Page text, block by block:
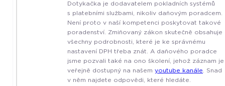
Dotykačka je dodavatelem pokladních systémů
s platebními službami, nikoliv daňovým poradcem.
Není proto v naší kompetenci poskytovat takové
poradenství. Zmiňovaný zákon skutečně obsahuje
všechny podrobnosti, které je ke správnému
nastavení DPH třeba znát. A daňového poradce
jsme pozvali také na ono školení, jehož záznam je
veřejně dostupný na našem youtube kanále . Snad
v něm najdete odpovědi, které hledáte.